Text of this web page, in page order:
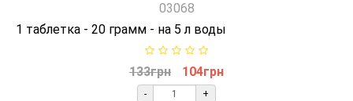
03068
1 таблетка - 20 грамм - на 5 л воды
133грн 104грн
- +